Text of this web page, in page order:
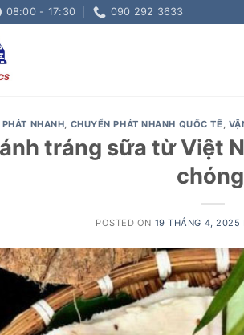
08:00 - 17:30 090 292 3633
NHANH, CHUYỂN PHÁT NHANH QUỐC TẾ,
tráng sữa từ Việt
chóng
POSTED ON 19 THÁNG 4, 2025